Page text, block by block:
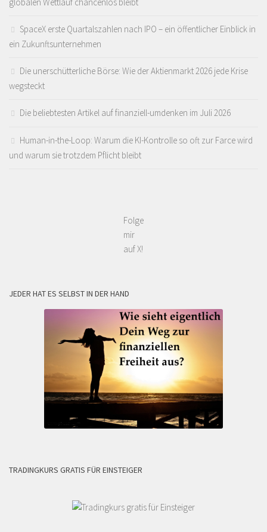
SpaceX erste Quartalszahlen nach IPO – ein öffentlicher Einblick in
ein Zukunftsunternehmen
Die unerschütterliche Börse: Wie der Aktienmarkt 2026 jede Krise
wegsteckt
Die beliebtesten Artikel auf finanziell-umdenken im Juli 2026
Human-in-the-Loop: Warum die KI-Kontrolle so oft zur Farce wird
und warum sie trotzdem Pflicht bleibt
Folge
mir
auf X!
JEDER HAT ES SELBST IN DER HAND
TRADINGKURS GRATIS FÜR EINSTEIGER